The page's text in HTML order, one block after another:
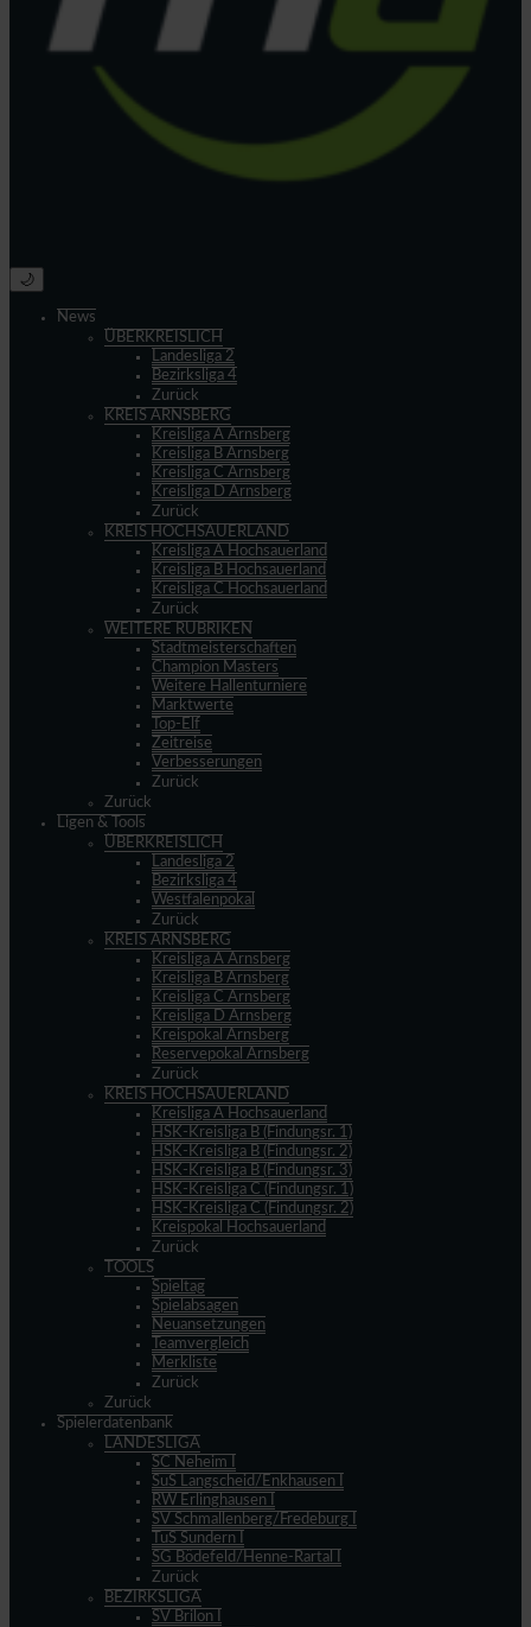
🌙
News
ÜBERKREISLICH
Landesliga 2
Bezirksliga 4
Zurück
KREIS ARNSBERG
Kreisliga A Arnsberg
Kreisliga B Arnsberg
Kreisliga C Arnsberg
Kreisliga D Arnsberg
Zurück
KREIS HOCHSAUERLAND
Kreisliga A Hochsauerland
Kreisliga B Hochsauerland
Kreisliga C Hochsauerland
Zurück
WEITERE RUBRIKEN
Stadtmeisterschaften
Champion Masters
Weitere Hallenturniere
Marktwerte
Top-Elf
Zeitreise
Verbesserungen
Zurück
Zurück
Ligen & Tools
ÜBERKREISLICH
Landesliga 2
Bezirksliga 4
Westfalenpokal
Zurück
KREIS ARNSBERG
Kreisliga A Arnsberg
Kreisliga B Arnsberg
Kreisliga C Arnsberg
Kreisliga D Arnsberg
Kreispokal Arnsberg
Reservepokal Arnsberg
Zurück
KREIS HOCHSAUERLAND
Kreisliga A Hochsauerland
HSK-Kreisliga B (Findungsr. 1)
HSK-Kreisliga B (Findungsr. 2)
HSK-Kreisliga B (Findungsr. 3)
HSK-Kreisliga C (Findungsr. 1)
HSK-Kreisliga C (Findungsr. 2)
Kreispokal Hochsauerland
Zurück
TOOLS
Spieltag
Spielabsagen
Neuansetzungen
Teamvergleich
Merkliste
Zurück
Zurück
Spielerdatenbank
LANDESLIGA
SC Neheim I
SuS Langscheid/Enkhausen I
RW Erlinghausen I
SV Schmallenberg/Fredeburg I
TuS Sundern I
SG Bödefeld/Henne-Rartal I
Zurück
BEZIRKSLIGA
SV Brilon I